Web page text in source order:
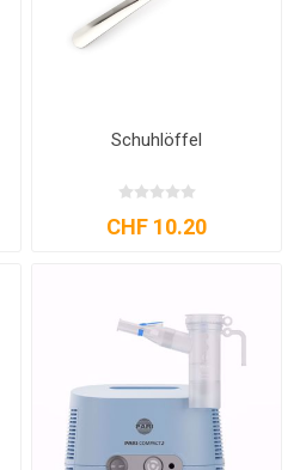
Schuhlöffel
CHF 10.20